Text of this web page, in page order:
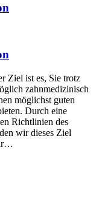
Ziel ist es, Sie trotz
zahnmedizinisch
möglichst guten
Durch eine
Richtlinien des
wir dieses Ziel